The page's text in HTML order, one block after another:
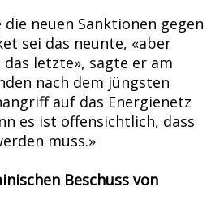
neuen Sanktionen gegen
sei das neunte, «aber
letzte», sagte er am
nach dem jüngsten
auf das Energienetz
es ist offensichtlich, dass
muss.»
Beschuss von